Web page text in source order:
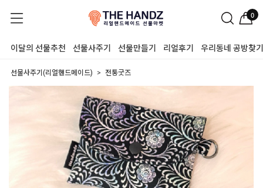
0
이달의 선물추천 선물사주기 선물만들기 리얼후기 우리동네 공방찾기
선물사주기(리얼핸드메이드) 전통굿즈